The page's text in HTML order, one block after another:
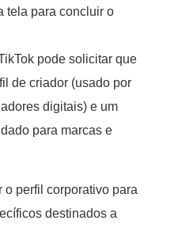
tela para concluir o
pode solicitar que
de criador (usado por
digitais) e um
para marcas e
perfil corporativo para
destinados a